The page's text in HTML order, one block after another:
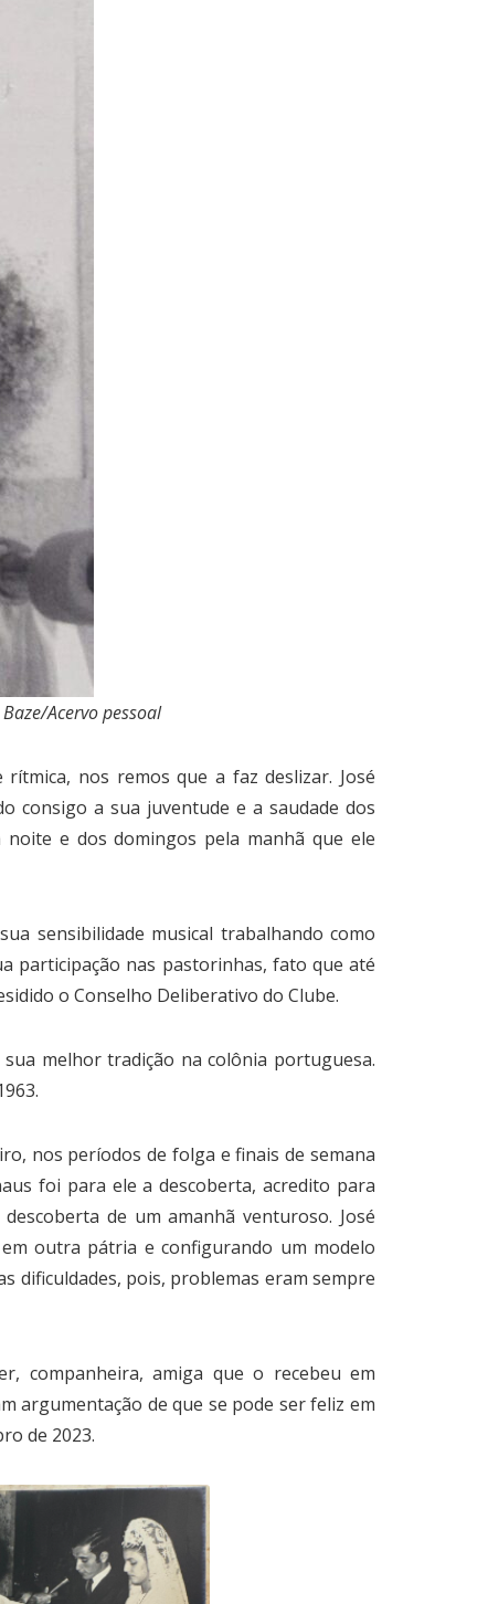
Acervo pessoal
nos remos que a faz deslizar. José
consigo a sua juventude e a saudade dos
e dos domingos pela manhã que ele
sensibilidade musical trabalhando como
participação nas pastorinhas, fato que até
o Conselho Deliberativo do Clube.
melhor tradição na colônia portuguesa.
nos períodos de folga e finais de semana
foi para ele a descoberta, acredito para
de um amanhã venturoso. José
outra pátria e configurando um modelo
dificuldades, pois, problemas eram sempre
companheira, amiga que o recebeu em
argumentação de que se pode ser feliz em
de 2023.